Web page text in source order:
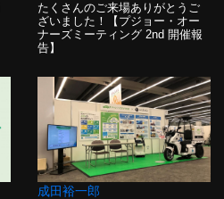
たくさんのご来場ありがとうご
ざいました！【プジョー・オー
ナーズミーティング 2nd 開催報
告】
成田裕一郎